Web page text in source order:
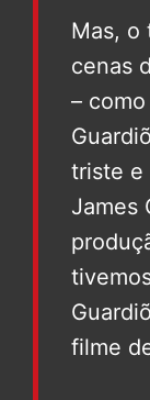
Mas, o
cenas
–
triste e
James
filme